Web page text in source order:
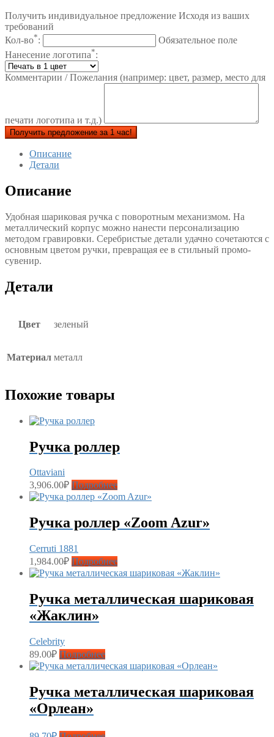
Получить индивидуальное предложение Исходя из ваших
требований
Кол-во*:
Обязательное поле
Нанесение логотипа*:
Комментарии / Пожелания (например: цвет, размер, место для
печати логотипа и т.д.)
Получить предложение за 1 час!
Описание
Детали
Описание
Удобная шариковая ручка с поворотным механизмом. На
металлический корпус можно нанести персонализацию
методом гравировки. Серебристые детали удачно сочетаются с
основным цветом ручки, превращая ее в стильный промо-
сувенир.
Детали
Цвет зеленый
Материал металл
Похожие товары
Ручка роллер
Ottaviani
3,906.00₽ Подробнее
Ручка роллер «Zoom Azur»
Cerruti 1881
1,984.00₽ Подробнее
Ручка металлическая шариковая
«Жаклин»
Celebrity
89.00₽ Подробнее
Ручка металлическая шариковая
«Орлеан»